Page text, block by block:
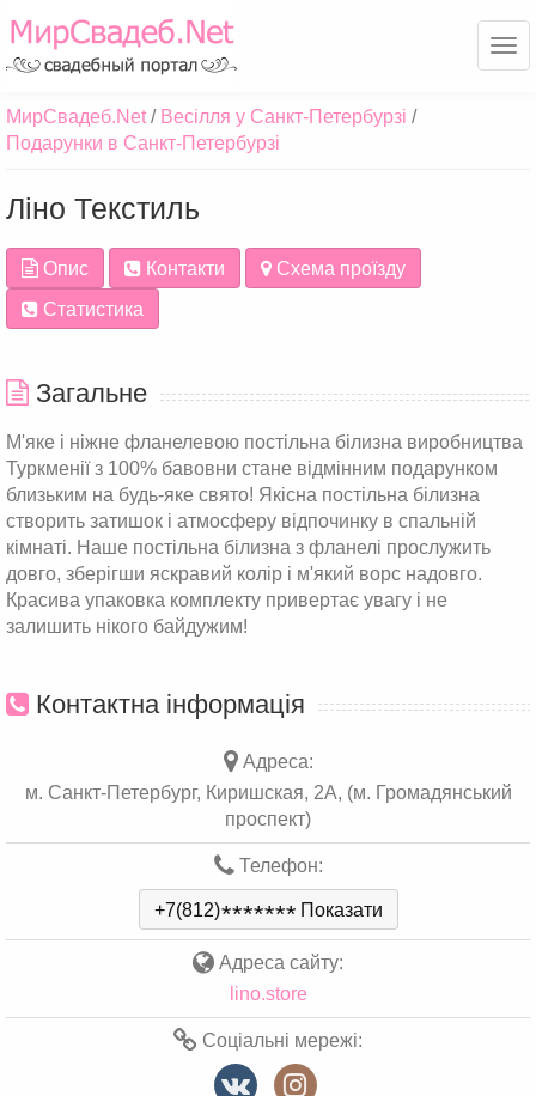
МирСвадеб.Net
Весілля у Санкт-Петербурзі
Подарунки в Санкт-Петербурзі
Ліно Текстиль
Опис Контакти
Схема проїзду
Статистика
Загальне
М'яке і ніжне фланелевою постільна білизна виробництва
Туркменії з 100% бавовни стане відмінним подарунком
близьким на будь-яке свято! Якісна постільна білизна
створить затишок і атмосферу відпочинку в спальній
кімнаті. Наше постільна білизна з фланелі прослужить
довго, зберігши яскравий колір і м'який ворс надовго.
Красива упаковка комплекту привертає увагу і не
залишить нікого байдужим!
Контактна інформація
Адреса:
м. Санкт-Петербург, Киришская, 2А, (м. Громадянський
проспект)
Телефон:
+7(812)******* Показати
Адреса сайту:
lino.store
Соціальні мережі: